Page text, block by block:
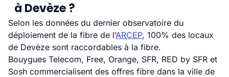
à Devèze ?
Selon les données du dernier observatoire du
déploiement de la fibre de l’ARCEP, 100% des locaux
de Devèze sont raccordables à la fibre.
Bouygues Telecom, Free, Orange, SFR, RED by SFR et
Sosh commercialisent des offres fibre dans la ville de